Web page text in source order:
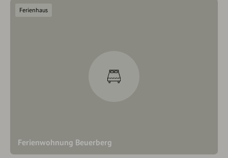
Ferienwohnung Beuerberg
Ferienhaus